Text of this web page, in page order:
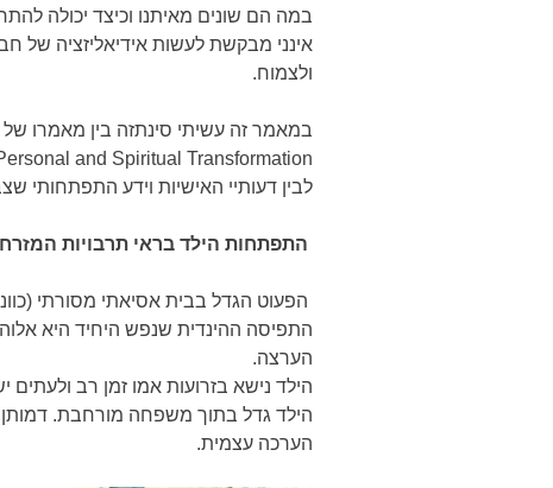
במה הם שונים מאיתנו וכיצד יכולה
אינני מבקשת לעשות אידיאליזציה של
ולצמוח.
במאמר זה עשיתי סינתזה בין מאמרו של John Wellwood –
and Spiritual Transformation
לבין דעותיי האישיות וידע התפתחותי
התפתחות הילד בראי תרבויות המזרח
הפעוט הגדל בבית אסיאתי מסורתי
התפיסה ההינדית שנפש היחיד היא
הערצה.
הילד נישא בזרועות אמו זמן רב
הילד גדל בתוך משפחה מורחבת. דמותן
הערכה עצמית.